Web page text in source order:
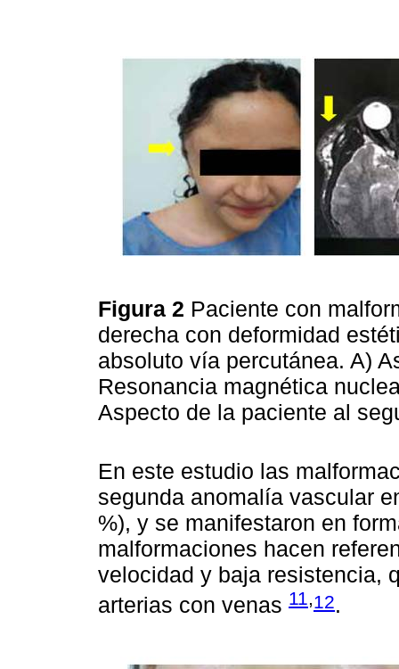
Figura 2 Paciente con
derecha con deformidad
absoluto vía percutánea. A)
Resonancia magnética
Aspecto de la paciente al
En este estudio las
segunda anomalía vascular
%), y se manifestaron en
malformaciones hacen
velocidad y baja resistencia,
arterias con venas 11,12.